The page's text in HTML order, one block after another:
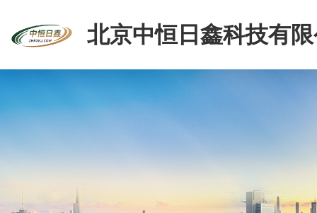
北京中恒日鑫科技有